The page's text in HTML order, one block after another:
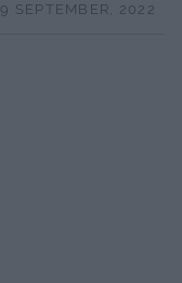
9 SEPTEMBER, 2022